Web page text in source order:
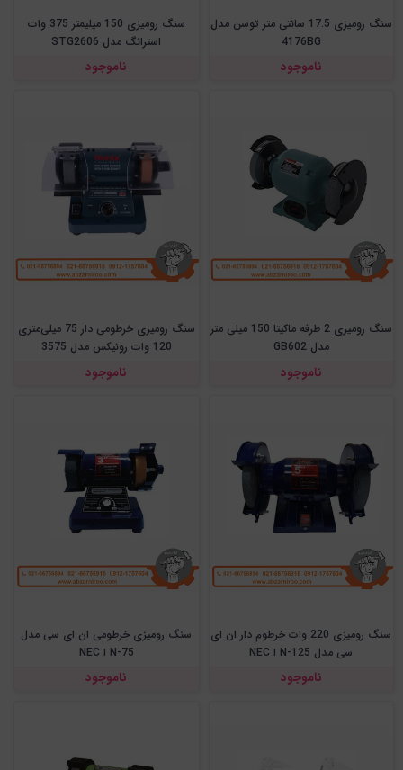
سنگ رومیزی 17.5 سانتی متر توسن مدل
4176BG
ناموجود
سنگ رومیزی 150 میلیمتر 375 وات
استرانگ مدل STG2606
ناموجود
سنگ رومیزی 2 طرفه ماکیتا 150 میلی متر
مدل GB602
ناموجود
سنگ رومیزی خرطومی دار 75 میلی‌متری
120 وات رونیکس مدل 3575
ناموجود
سنگ رومیزی 220 وات خرطوم دار ان ای
سی مدل 125-N ا NEC
ناموجود
سنگ رومیزی خرطومی ان ای سی مدل
N-75 ا NEC
ناموجود